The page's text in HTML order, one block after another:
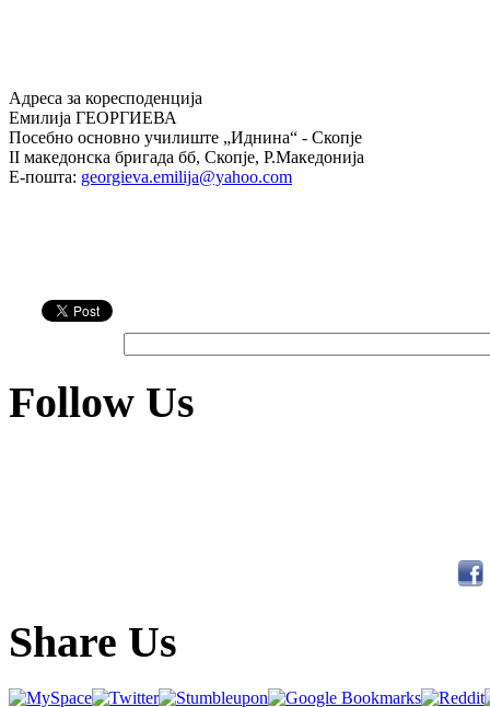
Адреса за коресподенција
Емилија ГЕОРГИЕВА
Посебно основно училиште „Иднина“ - Скопје
II македонска бригада бб, Скопје, Р.Македонија
Е-пошта: georgieva.emilija@yahoo.com
Follow Us
Share Us